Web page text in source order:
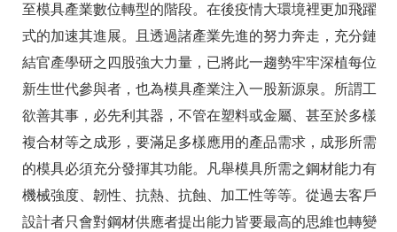
至模具產業數位轉型的階段。在後疫情大環境裡更加飛躍
式的加速其進展。且透過諸產業先進的努力奔走，充分鏈
結官產學研之四股強大力量，已將此一趨勢牢牢深植每位
新生世代參與者，也為模具產業注入一股新源泉。所謂工
欲善其事，必先利其器，不管在塑料或金屬、甚至於多樣
複合材等之成形，要滿足多樣應用的產品需求，成形所需
的模具必須充分發揮其功能。凡舉模具所需之鋼材能力有
機械強度、韌性、抗熱、抗蝕、加工性等等。從過去客戶
設計者只會對鋼材供應者提出能力皆要最高的思維也轉變